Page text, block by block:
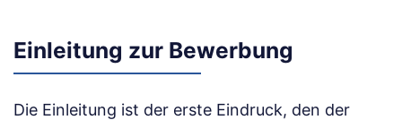
Einleitung zur Bewerbung
Die Einleitung ist der erste Eindruck, den der